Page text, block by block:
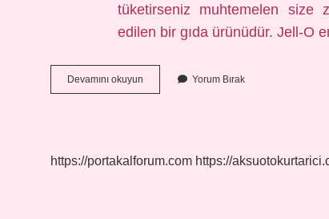
tüketirseniz muhtemelen size
edilen bir gıda ürünüdür. Jell-O
Devamını okuyun Erkekler
Için
Yorum Bırak
https://portakalforum.com https://